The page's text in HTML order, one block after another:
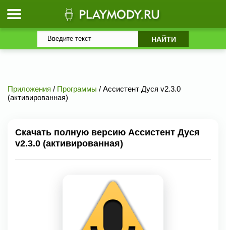
Приложения / Программы / Ассистент Дуся v2.3.0
(активированная)
Скачать полную версию Ассистент Дуся
v2.3.0 (активированная)